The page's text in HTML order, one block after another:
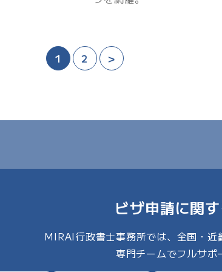
1 2 >
ビザ申請に関
MIRAI行政書士事務所では、全国・近
専門チームでフルサポ